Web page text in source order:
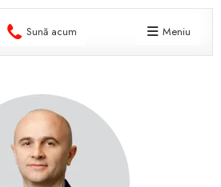
Sună acum Meniu